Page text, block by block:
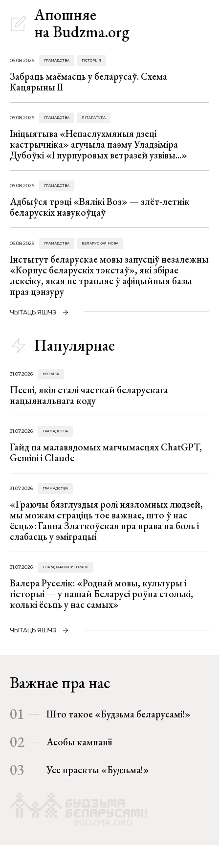
Апошняе
на Budzma.org
06.08.2026 ГРАМАДСТВА ГІСТОРЫЯ
Забраць маёмасць у беларусаў. Схема
Кацярыны ІІ
06.08.2026 ГРАМАДСТВА ЛІТАРАТУРА
Ініцыятыва «Непаслухмяныя дзеці
кастрычніка» агучыла паэму Уладзіміра
Дубоўкі «І пурпуровых ветразей узвівы...»
06.08.2026 ГРАМАДСТВА
Адбыўся трэці «Вялікі Воз» — злёт-летнік
беларускіх навукоўцаў
06.08.2026 ГРАМАДСТВА БЕЛАРУСКАЯ МОВА
Інстытут беларускае мовы запусціў незалежны
«Корпус беларускіх тэкстаў», які збірае
лексіку, якая не трапляе ў афіцыйныя базы
праз цэнзуру
ЧЫТАЦЬ ЯШЧЭ
Папулярнае
31.07.2026 МУЗЫКА
Песні, якія сталі часткай беларускага
нацыянальнага коду
31.07.2026 ГРАМАДСТВА
Гайд па малавядомых магчымасцях ChatGPT,
Gemini і Claude
31.07.2026 ГРАМАДСТВА
«Граючы бязглуздыя ролі нязломных людзей,
мы можам страціць тое важнае, што ў нас
ёсць»: Ганна Златкоўская пра права на боль і
слабасць у эміграцыі
31.07.2026 «ПРЫДАРОЖНЫ ПЫЛ»
Валера Руселік: «Роднай мовы, культуры і
гісторыі — у нашай Беларусі роўна столькі,
колькі ёсьць у нас самых»
ЧЫТАЦЬ ЯШЧЭ
Важнае пра нас
01 Што такое «Будзьма беларусамі!»
02 Асобы кампаніі
03 Усе праекты «Будзьма!»